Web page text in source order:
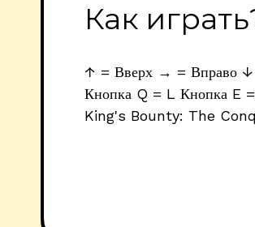
Как
↑ = Вверх → = Вправо ↓
Кнопка Q = L Кнопка
King's Bounty: The